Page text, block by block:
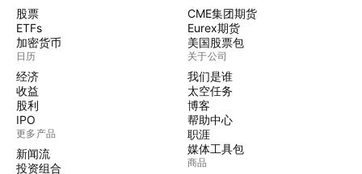
股票
ETFs
加密货币
日历
经济
收益
股利
IPO
更多产品
新闻流
投资组合
CME集团期货
Eurex期货
美国股票包
关于公司
我们是谁
太空任务
博客
帮助中心
职涯
媒体工具包
商品